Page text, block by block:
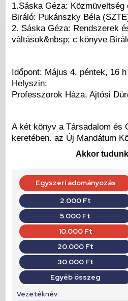
1.Sáska Géza:
Biráló: Pukánszky Béla
2. Sáska Géza: Rendszerek
váltások&nbsp; c könyve
Időpont: Május 4, péntek, 16 h
Helyszin:
Professzorok Háza, Ajtósi
A két könyv a Társadalom és
keretében. az Új Mandátum
Akkor